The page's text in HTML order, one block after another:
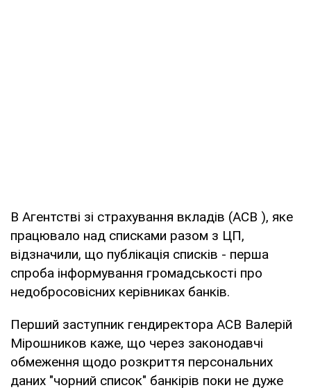
В Агентстві зі страхування вкладів (АСВ ), яке
працювало над списками разом з ЦП,
відзначили, що публікація списків - перша
спроба інформування громадськості про
недобросовісних керівниках банків.
Перший заступник гендиректора АСВ Валерій
Мірошников каже, що через законодавчі
обмеження щодо розкриття персональних
даних "чорний список" банкірів поки не дуже